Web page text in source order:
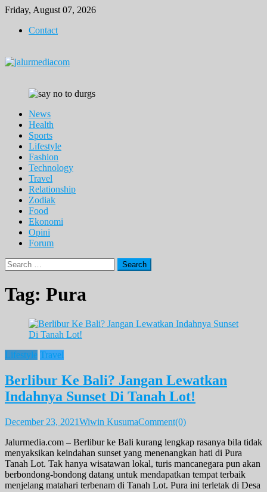
Skip
content
Friday, August 07, 2026
Contact
News
Health
Sports
Lifestyle
Fashion
Technology
Travel
Relationship
Zodiak
Food
Ekonomi
Opini
Forum
Search
for:
Tag: Pura
Lifestyle Travel
Berlibur Ke Bali? Jangan Lewatkan
Indahnya Sunset Di Tanah Lot!
December 23, 2021Wiwin KusumaComment(0)
Jalurmedia.com – Berlibur ke Bali kurang lengkap rasanya bila tidak
menyaksikan keindahan sunset yang menenangkan hati di Pura
Tanah Lot. Tak hanya wisatawan lokal, turis mancanegara pun akan
berbondong-bondong datang untuk mendapatkan tempat terbaik
menjelang matahari terbenam di Tanah Lot. Pura ini terletak di Desa